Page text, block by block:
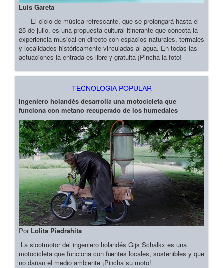
Luis Gareta
El ciclo de música refrescante, que se prolongará hasta el
25 de julio, es una propuesta cultural itinerante que conecta la
experiencia musical en directo con espacios naturales, termales
y localidades históricamente vinculadas al agua. En todas las
actuaciones la entrada es libre y gratuita ¡Pincha la foto!
TECNOLOGIA POPULAR
Ingeniero holandés desarrolla una motocicleta que
funciona con metano recuperado de los humedales
Por Lolita Piedrahita
La slootmotor del ingeniero holandés Gijs Schalkx es una
motocicleta que funciona con fuentes locales, sostenibles y que
no dañan el medio ambiente ¡Pincha su moto!